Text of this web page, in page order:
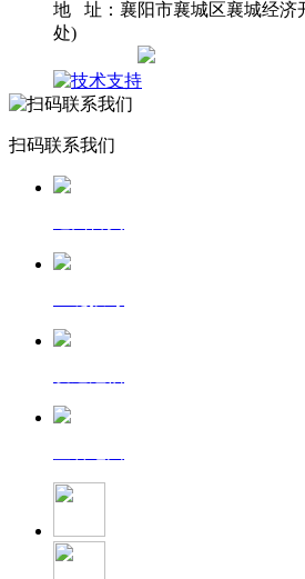
地 址：襄阳市襄城区襄城经济
处)
扫码联系我们